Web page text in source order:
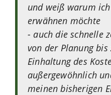
und weiß warum
erwähnen möchte
- auch die schnelle
von der Planung
Einhaltung des
außergewöhnlich
meinen bisherigen